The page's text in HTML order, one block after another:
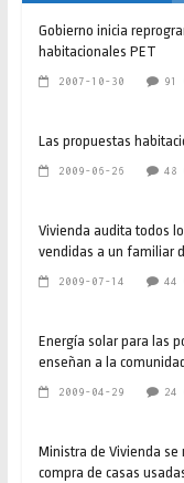
Gobierno inicia
habitacionales PET
2007-10-30 91
Las propuestas
2009-06-26 48
Vivienda audita todos
vendidas a un familiar
2009-07-14 44
Energía solar para las
enseñan a la
2009-04-29 24
Ministra de Vivienda se
compra de casas